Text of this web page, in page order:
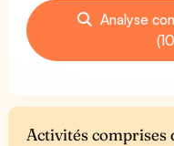
Analyse
Activités comprises